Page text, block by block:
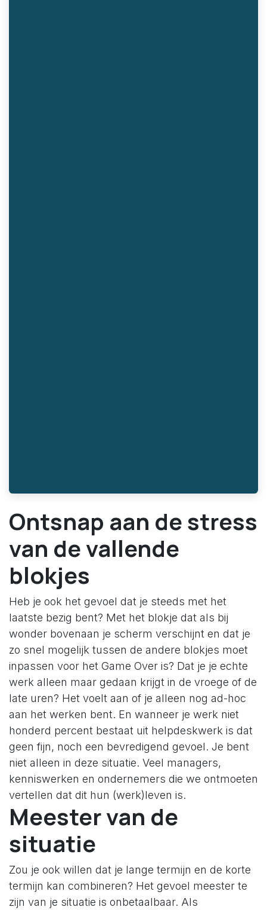
Ontsnap aan de stress
van de vallende
blokjes
Heb je ook het gevoel dat je steeds met het
laatste bezig bent? Met het blokje dat als bij
wonder bovenaan je scherm verschijnt en dat je
zo snel mogelijk tussen de andere blokjes moet
inpassen voor het Game Over is? Dat je je echte
werk alleen maar gedaan krijgt in de vroege of de
late uren? Het voelt aan of je alleen nog ad-hoc
aan het werken bent. En wanneer je werk niet
honderd percent bestaat uit helpdeskwerk is dat
geen fijn, noch een bevredigend gevoel. Je bent
niet alleen in deze situatie. Veel managers,
kenniswerken en ondernemers die we ontmoeten
vertellen dat dit hun (werk)leven is.
Meester van de
situatie
Zou je ook willen dat je lange termijn en de korte
termijn kan combineren? Het gevoel meester te
zijn van je situatie is onbetaalbaar. Als